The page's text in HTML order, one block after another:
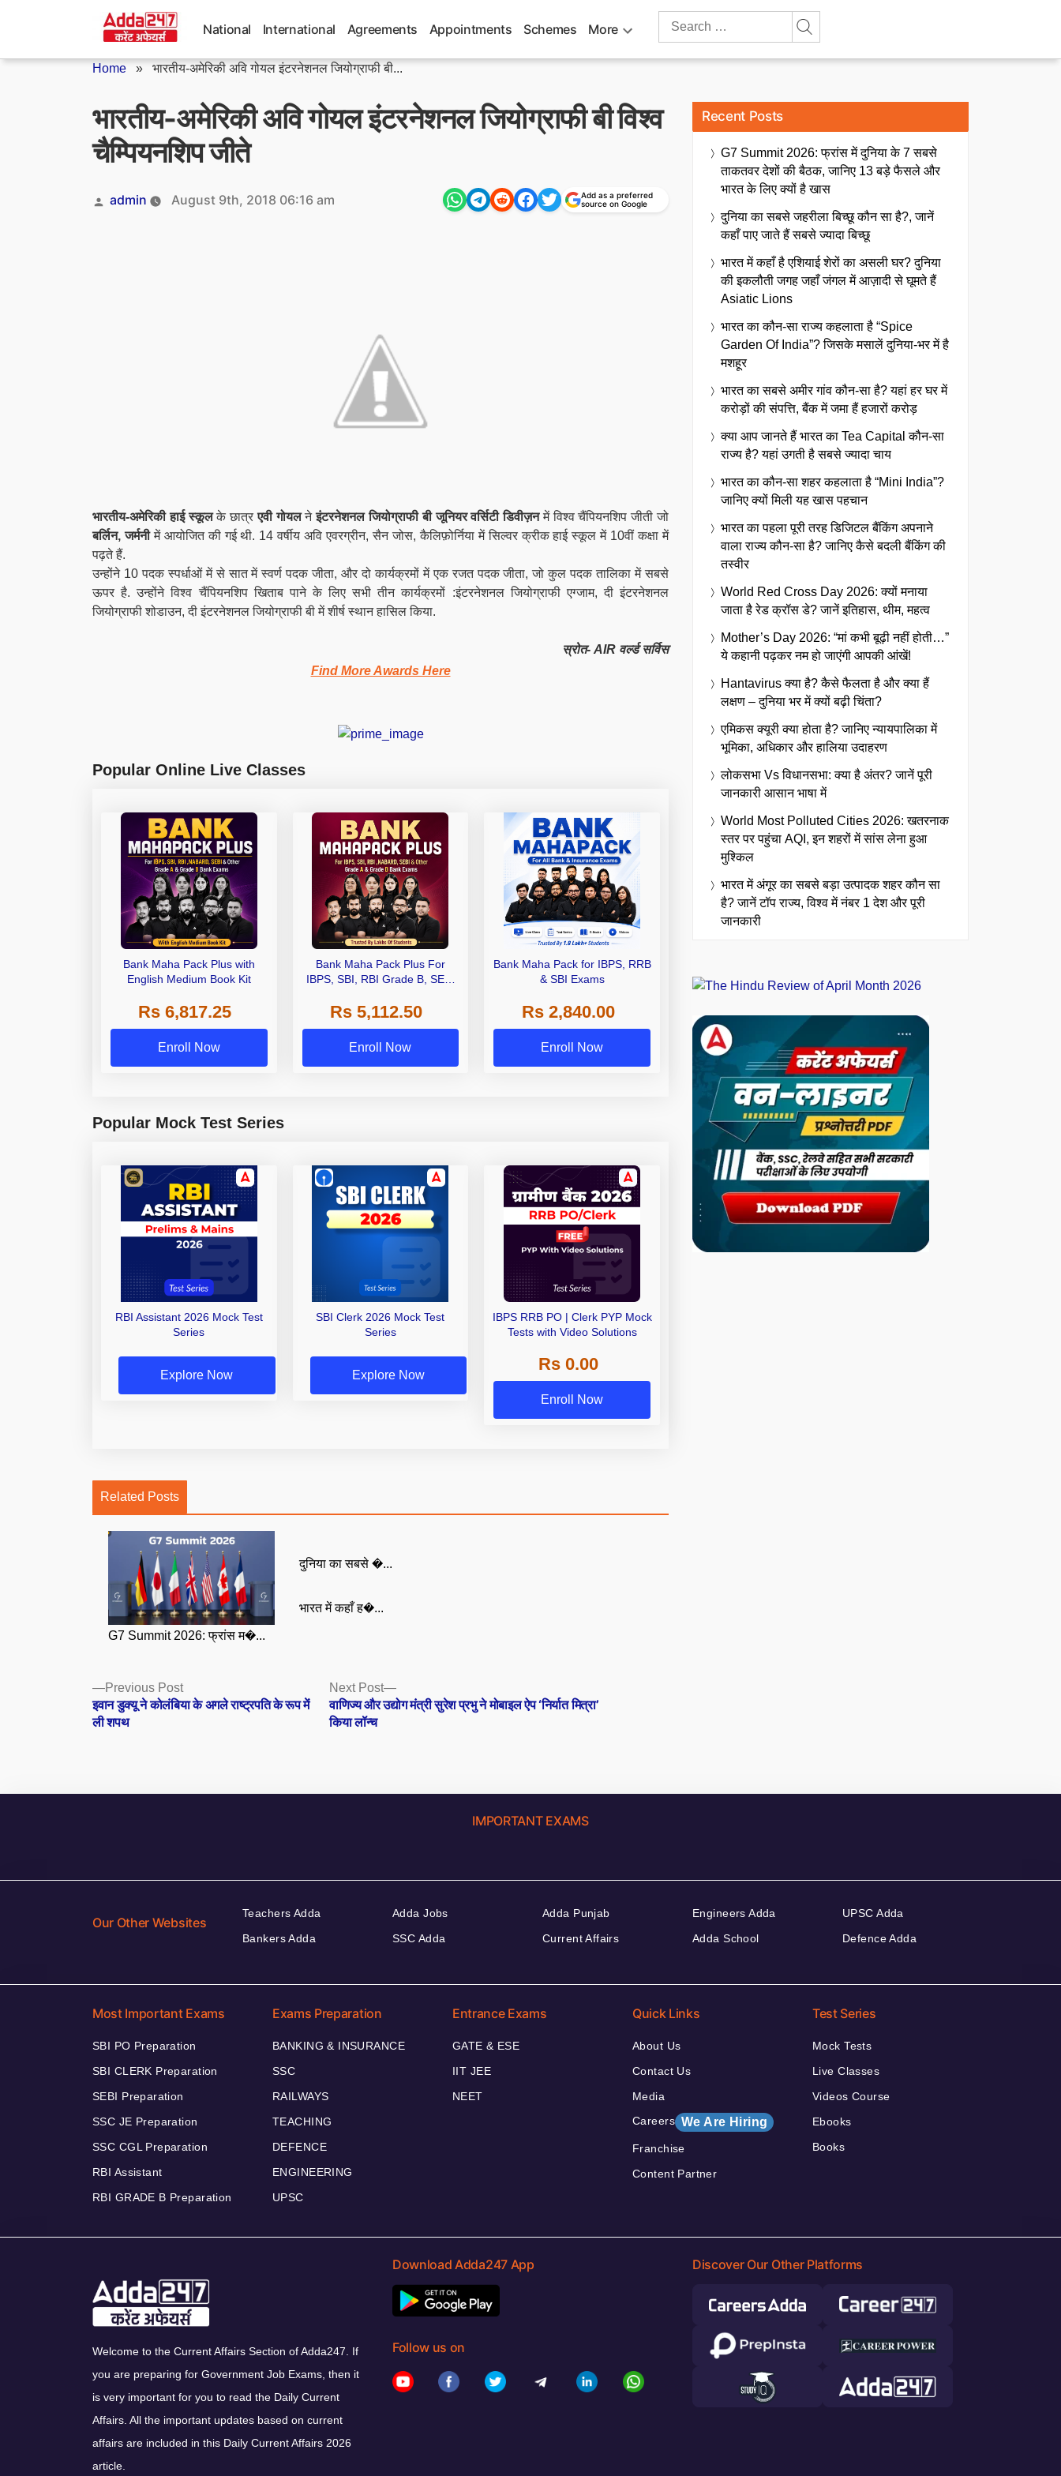
National International Agreements Appointments Schemes More
Search
Home » भारतीय-अमेरिकी अवि गोयल इंटरनेशनल जियोग्राफी बी...
भारतीय-अमेरिकी अवि गोयल इंटरनेशनल जियोग्राफी बी विश्व
चैम्पियनशिप जीते
Posted
admin August 9th, 2018 06:16 am
Add as a preferred
source on Google
भारतीय-अमेरिकी हाई स्कूलके छात्रएवी गोयलनेइंटरनेशनल जियोग्राफी बी जूनियर वर्सिटी डिवीज़नमें विश्व चैंपियनशिप जीती जो
बर्लिन, जर्मनीमें आयोजित की गई थी. 14 वर्षीय अवि एवरग्रीन, सैन जोस, कैलिफ़ोर्निया में सिल्वर क्रीक हाई स्कूल में 10वीं कक्षा में
पढ़ते हैं.
उन्होंने 10 पदक स्पर्धाओं में से सात में स्वर्ण पदक जीता, और दो कार्यक्रमों में एक रजत पदक जीता, जो कुल पदक तालिका में सबसे
ऊपर है. उन्होंने विश्व चैंपियनशिप खिताब पाने के लिए सभी तीन कार्यक्रमों :इंटरनेशनल जियोग्राफी एग्जाम, दी इंटरनेशनल
जियोग्राफी शोडाउन, दी इंटरनेशनल जियोग्राफी बी में शीर्ष स्थान हासिल किया.
स्रोत- AIR वर्ल्ड सर्विस
Find More Awards Here
Popular Online Live Classes
Bank Maha Pack Plus with
English Medium Book Kit
Rs 6,817.25
Enroll Now
Bank Maha Pack Plus For
IBPS, SBI, RBI Grade B, SEBI
Other Grade A & Grade B Bank
Exams
Rs 5,112.50
Enroll Now
Bank Maha Pack for IBPS, RRB
& SBI Exams
Rs 2,840.00
Enroll Now
Popular Mock Test Series
RBI Assistant 2026 Mock Test
Series
Explore Now
SBI Clerk 2026 Mock Test
Series
Explore Now
IBPS RRB PO | Clerk PYP Mock
Tests with Video Solutions
Rs 0.00
Enroll Now
Related Posts
G7 Summit 2026: फ्रांस म�...
दुनिया का सबसे �...
भारत में कहाँ ह�...
Posts
navigation
Previous PostPrevious
post:
इवान डुक्यू ने कोलंबिया के अगले राष्ट्रपति के रूप में
ली शपथ
Next Post
Next
post:
वाणिज्य और उद्योग मंत्री सुरेश प्रभु ने मोबाइल ऐप ‘निर्यात मित्रा’
किया लॉन्च
Recent Posts
G7 Summit 2026: फ्रांस में दुनिया के 7 सबसे
ताकतवर देशों की बैठक, जानिए 13 बड़े फैसले और
भारत के लिए क्यों है खास
दुनिया का सबसे जहरीला बिच्छू कौन सा है?, जानें
कहाँ पाए जाते हैं सबसे ज्यादा बिच्छू
भारत में कहाँ है एशियाई शेरों का असली घर? दुनिया
की इकलौती जगह जहाँ जंगल में आज़ादी से घूमते हैं
Asiatic Lions
भारत का कौन-सा राज्य कहलाता है “Spice
Garden Of India”? जिसके मसालें दुनिया-भर में है
मशहूर
भारत का सबसे अमीर गांव कौन-सा है? यहां हर घर में
करोड़ों की संपत्ति, बैंक में जमा हैं हजारों करोड़
क्या आप जानते हैं भारत का Tea Capital कौन-सा
राज्य है? यहां उगती है सबसे ज्यादा चाय
भारत का कौन-सा शहर कहलाता है “Mini India”?
जानिए क्यों मिली यह खास पहचान
भारत का पहला पूरी तरह डिजिटल बैंकिंग अपनाने
वाला राज्य कौन-सा है? जानिए कैसे बदली बैंकिंग की
तस्वीर
World Red Cross Day 2026: क्यों मनाया
जाता है रेड क्रॉस डे? जानें इतिहास, थीम, महत्व
Mother’s Day 2026: “मां कभी बूढ़ी नहीं होती…”
ये कहानी पढ़कर नम हो जाएंगी आपकी आंखें!
Hantavirus क्या है? कैसे फैलता है और क्या हैं
लक्षण – दुनिया भर में क्यों बढ़ी चिंता?
एमिकस क्यूरी क्या होता है? जानिए न्यायपालिका में
भूमिका, अधिकार और हालिया उदाहरण
लोकसभा Vs विधानसभा: क्या है अंतर? जानें पूरी
जानकारी आसान भाषा में
World Most Polluted Cities 2026: खतरनाक
स्तर पर पहुंचा AQI, इन शहरों में सांस लेना हुआ
मुश्किल
भारत में अंगूर का सबसे बड़ा उत्पादक शहर कौन सा
है? जानें टॉप राज्य, विश्व में नंबर 1 देश और पूरी
जानकारी
IMPORTANT EXAMS
Our Other Websites
Teachers Adda
Bankers Adda
Adda Jobs
SSC Adda
Adda Punjab
Current Affairs
Engineers Adda
Adda School
UPSC Adda
Defence Adda
Most Important Exams
SBI PO Preparation
SBI CLERK Preparation
SEBI Preparation
SSC JE Preparation
SSC CGL Preparation
RBI Assistant
RBI GRADE B Preparation
Exams Preparation
BANKING & INSURANCE
SSC
RAILWAYS
TEACHING
DEFENCE
ENGINEERING
UPSC
Entrance Exams
GATE & ESE
IIT JEE
NEET
Quick Links
About Us
Contact Us
Media
Careers We Are Hiring
Franchise
Content Partner
Test Series
Mock Tests
Live Classes
Videos Course
Ebooks
Books
Welcome to the Current Affairs Section of Adda247. If
you are preparing for Government Job Exams, then it
is very important for you to read the Daily Current
Affairs. All the important updates based on current
affairs are included in this Daily Current Affairs 2026
article.
Download Adda247 App
Follow us on
Discover Our Other Platforms